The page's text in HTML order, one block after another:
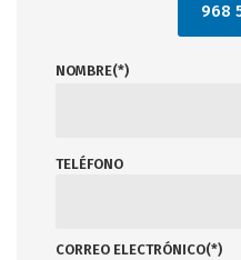
968
NOMBRE(*)
TELÉFONO
CORREO ELECTRÓNICO(*)